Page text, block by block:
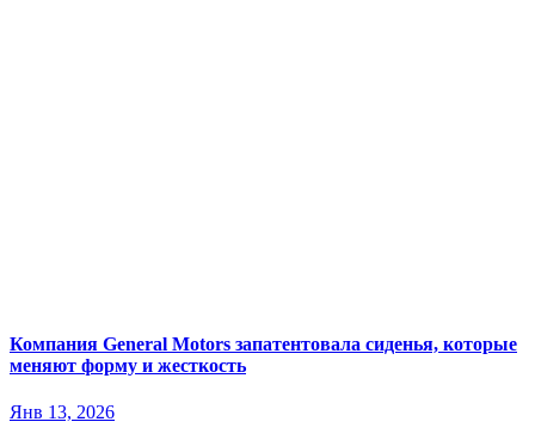
Компания General Motors запатентовала сиденья, которые
меняют форму и жесткость
Янв 13, 2026